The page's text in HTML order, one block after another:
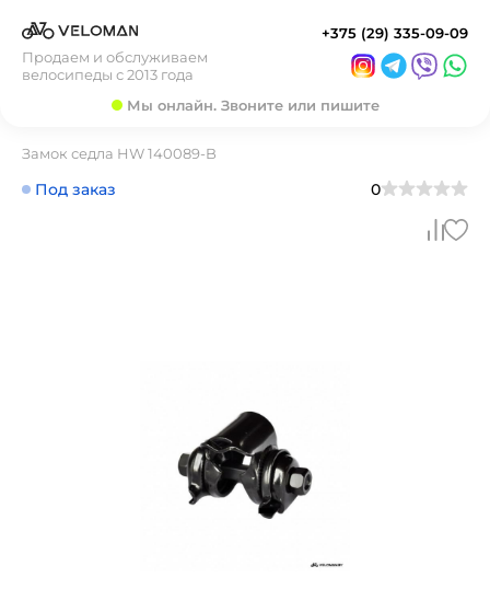
Продаем и обслуживаем
велосипеды с 2013 года
+375 (29) 335-09-09
Мы онлайн. Звоните или пишите
Замок седла HW 140089-B
Под заказ 0